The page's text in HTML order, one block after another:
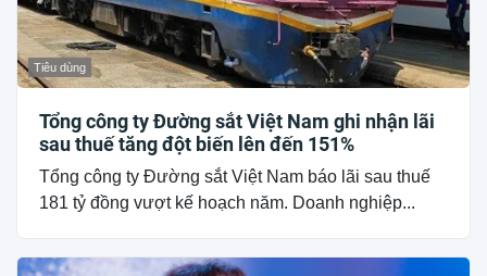
Tiêu dùng
Tổng công ty Đường sắt Việt Nam ghi nhận lãi
sau thuế tăng đột biến lên đến 151%
Tổng công ty Đường sắt Việt Nam báo lãi sau thuế
181 tỷ đồng vượt kế hoạch năm. Doanh nghiệp...